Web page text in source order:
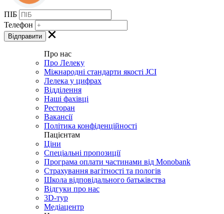
ПІБ
Телефон
Про нас
Про Лелеку
Міжнародні стандарти якості JCI
Лелека у цифрах
Відділення
Наші фахівці
Ресторан
Вакансії
Політика конфіденційності
Пацієнтам
Ціни
Спеціальні пропозиції
Програма оплати частинами від Monobank
Страхування вагітності та пологів
Школа відповідального батьківства
Відгуки про нас
3D-тур
Медіацентр